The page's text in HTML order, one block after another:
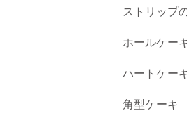
ストリップ
ホールケー
ハートケー
角型ケーキ